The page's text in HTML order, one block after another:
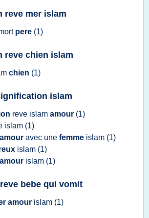
reve mer islam
pere (1)
reve chien islam
chien (1)
islam
reve islam amour (1)
islam (1)
avec une femme islam (1)
islam (1)
islam (1)
bebe qui vomit
amour islam (1)